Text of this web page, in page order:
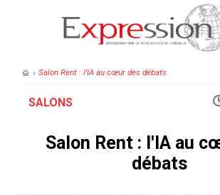
› Salon Rent : l'IA au cœur des débats
SALONS
Salon Rent : l'IA au
débats